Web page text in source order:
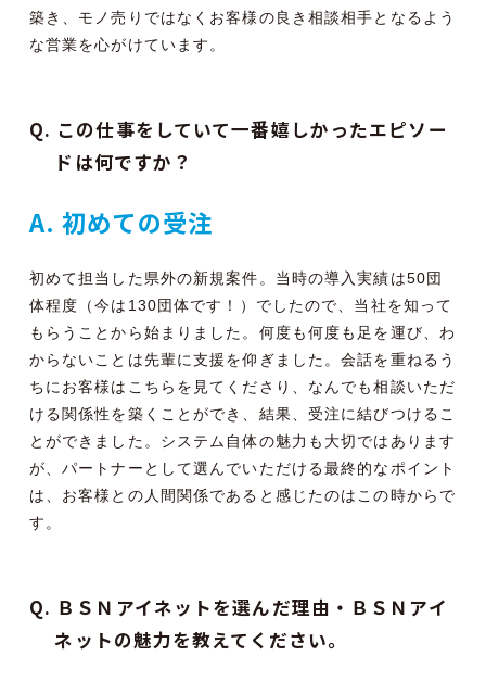
築き、モノ売りではなくお客様の良き相談相手となるよう
な営業を心がけています。
Q. この仕事をしていて一番嬉しかったエピソー
ドは何ですか？
A. 初めての受注
初めて担当した県外の新規案件。当時の導入実績は50団
体程度（今は130団体です！）でしたので、当社を知って
もらうことから始まりました。何度も何度も足を運び、わ
からないことは先輩に支援を仰ぎました。会話を重ねるう
ちにお客様はこちらを見てくださり、なんでも相談いただ
ける関係性を築くことができ、結果、受注に結びつけるこ
とができました。システム自体の魅力も大切ではあります
が、パートナーとして選んでいただける最終的なポイント
は、お客様との人間関係であると感じたのはこの時からで
す。
Q. ＢＳＮアイネットを選んだ理由・ＢＳＮアイ
ネットの魅力を教えてください。